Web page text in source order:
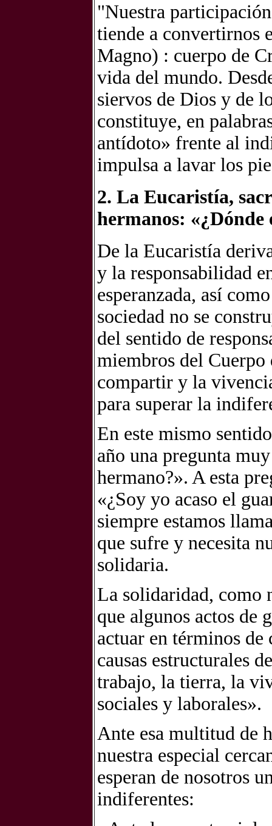
"Nuestra
tiende a convertirnos
Magno) : cuerpo de
vida del mundo.
siervos de Dios y de
constituye, en
antídoto» frente al
impulsa a lavar los
2. La Eucaristía,
hermanos: «¿Dónde
De la Eucaristía
y la responsabilidad
esperanzada, así
sociedad no se
del sentido de
miembros del Cuerpo
compartir y la
para superar la
En este mismo
año una pregunta
hermano?». A esta
«¿Soy yo acaso el
siempre estamos
que sufre y necesita
solidaria.
La solidaridad, como
que algunos actos de
actuar en términos
causas estructurales
trabajo, la tierra, la
sociales y laborales».
Ante esa multitud de
nuestra especial
esperan de nosotros
indiferentes: